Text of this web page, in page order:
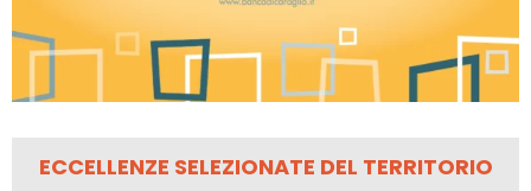
ECCELLENZE SELEZIONATE DEL TERRITORIO